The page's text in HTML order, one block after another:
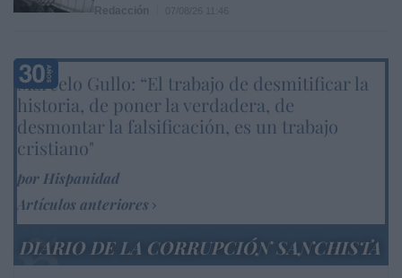
Marcelo Gullo: “El trabajo de desmitificar la
historia, de poner la verdadera, de
desmontar la falsificación, es un trabajo
cristiano"
por Hispanidad
Artículos anteriores
DIARIO DE LA CORRUPCIÓN SANCHISTA